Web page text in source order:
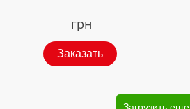
грн
Заказать